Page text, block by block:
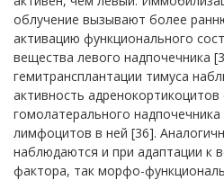
облучение вызывают более
активацию функционального
вещества левого надпочечника
гемитрансплантации тимуса
активность
гомолатерального
лимфоцитов в ней [36].
наблюдаются и при адаптации к
фактора, так морфо-